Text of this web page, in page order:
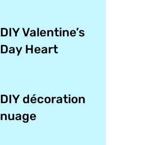
DIY Valentine’s
Day Heart
DIY décoration
nuage